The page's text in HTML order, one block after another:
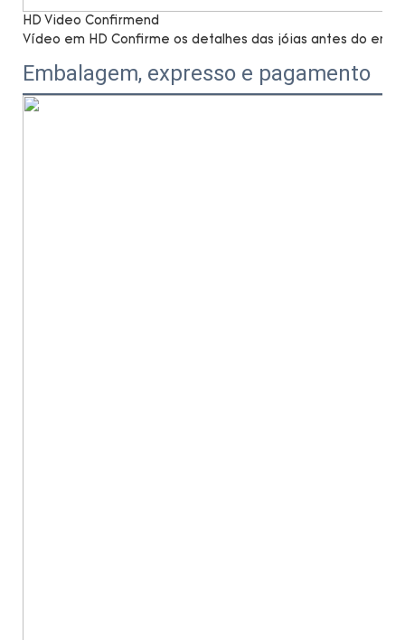
HD Video Confirmend
Vídeo em HD Confirme os detalhes das jóias antes do
Embalagem, expresso e pagamento